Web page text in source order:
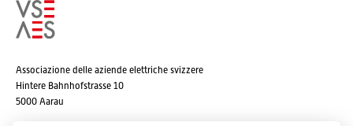
Associazione delle aziende elettriche svizzere
Hintere Bahnhofstrasse 10
5000 Aarau